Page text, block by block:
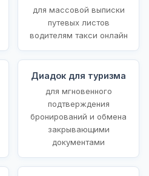
для массовой выписки
путевых листов
водителям такси онлайн
Диадок для туризма
для мгновенного
подтверждения
бронирований и обмена
закрывающими
документами